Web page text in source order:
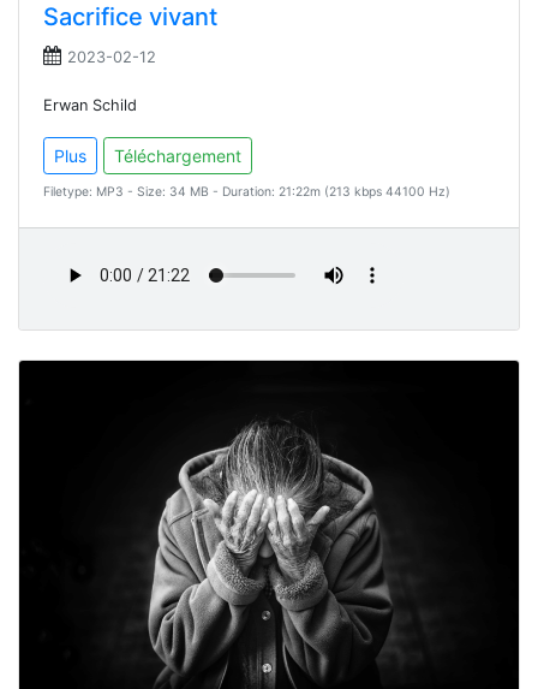
Sacrifice vivant
2023-02-12
Erwan Schild
Plus Téléchargement
Filetype: MP3 - Size: 34 MB - Duration: 21:22m (213 kbps 44100 Hz)